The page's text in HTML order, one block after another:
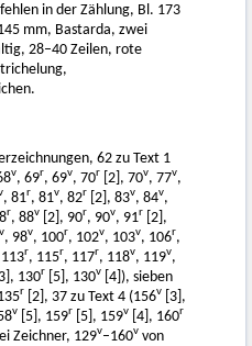
in der Zählung, Bl. 173
mm, Bastarda, zwei
28–40 Zeilen, rote
62 zu Text 1
v, 69r, 69v, 70r [2], 70v, 77v,
, 81r, 81v, 82r [2], 83v, 84v,
r, 88v [2], 90r, 90v, 91r
[2],
v, 98v, 100r, 102v, 103v, 106r,
r, 115r, 117r, 118v, 119v,
130r [5], 130v
[4]), sieben
r [2], 37 zu Text 4 (156v
[3],
v [5], 159r [5], 159v [4], 160r
Zeichner, 129v–160v von